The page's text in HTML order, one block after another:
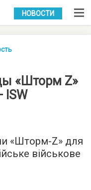
УКР РУС
НОВОСТИ
«Шторм Z»
ISW
«Шторм-Z» для
військове